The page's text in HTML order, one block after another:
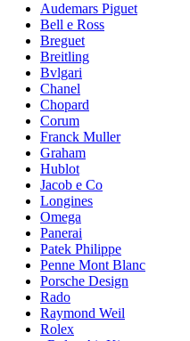
Audemars Piguet
Bell e Ross
Breguet
Breitling
Bvlgari
Chanel
Chopard
Corum
Franck Muller
Graham
Hublot
Jacob e Co
Longines
Omega
Panerai
Patek Philippe
Penne Mont Blanc
Porsche Design
Rado
Raymond Weil
Rolex